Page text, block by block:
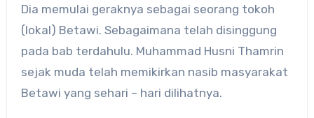
Dia memulai geraknya sebagai seorang tokoh
(lokal) Betawi. Sebagaimana telah disinggung
pada bab terdahulu. Muhammad Husni Thamrin
sejak muda telah memikirkan nasib masyarakat
Betawi yang sehari – hari dilihatnya.